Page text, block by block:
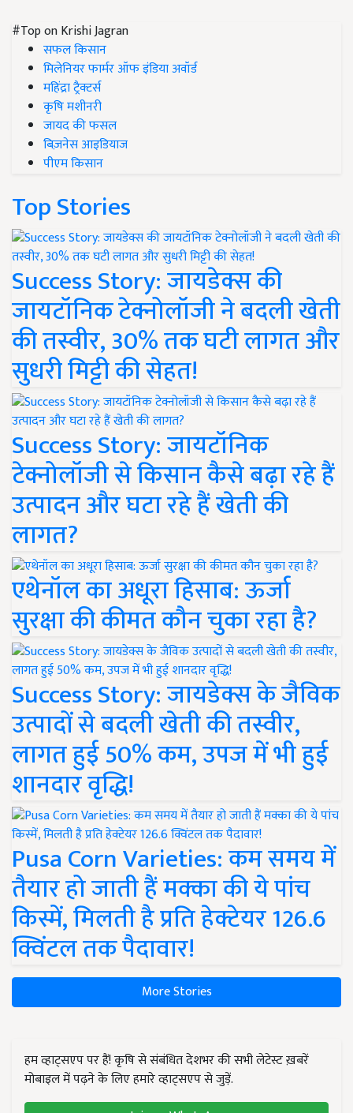
#Top on Krishi Jagran
सफल किसान
मिलेनियर फार्मर ऑफ इंडिया अवॉर्ड
महिंद्रा ट्रैक्टर्स
कृषि मशीनरी
जायद की फसल
बिज़नेस आइडियाज
पीएम किसान
Top Stories
Success Story: जायडेक्स की
जायटॉनिक टेक्नोलॉजी ने बदली खेती
की तस्वीर, 30% तक घटी लागत और
सुधरी मिट्टी की सेहत!
Success Story: जायटॉनिक
टेक्नोलॉजी से किसान कैसे बढ़ा रहे हैं
उत्पादन और घटा रहे हैं खेती की
लागत?
एथेनॉल का अधूरा हिसाब: ऊर्जा
सुरक्षा की कीमत कौन चुका रहा है?
Success Story: जायडेक्स के जैविक
उत्पादों से बदली खेती की तस्वीर,
लागत हुई 50% कम, उपज में भी हुई
शानदार वृद्धि!
Pusa Corn Varieties: कम समय में
तैयार हो जाती हैं मक्का की ये पांच
किस्में, मिलती है प्रति हेक्टेयर 126.6
क्विंटल तक पैदावार!
More Stories
हम व्हाट्सएप पर हैं! कृषि से संबंधित देशभर की सभी लेटेस्ट ख़बरें
मोबाइल में पढ़ने के लिए हमारे व्हाट्सएप से जुड़ें.